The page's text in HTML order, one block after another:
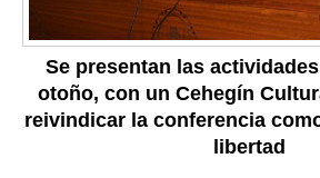
Se presentan las
otoño, con un Cehegín
reivindicar la conferencia
libertad